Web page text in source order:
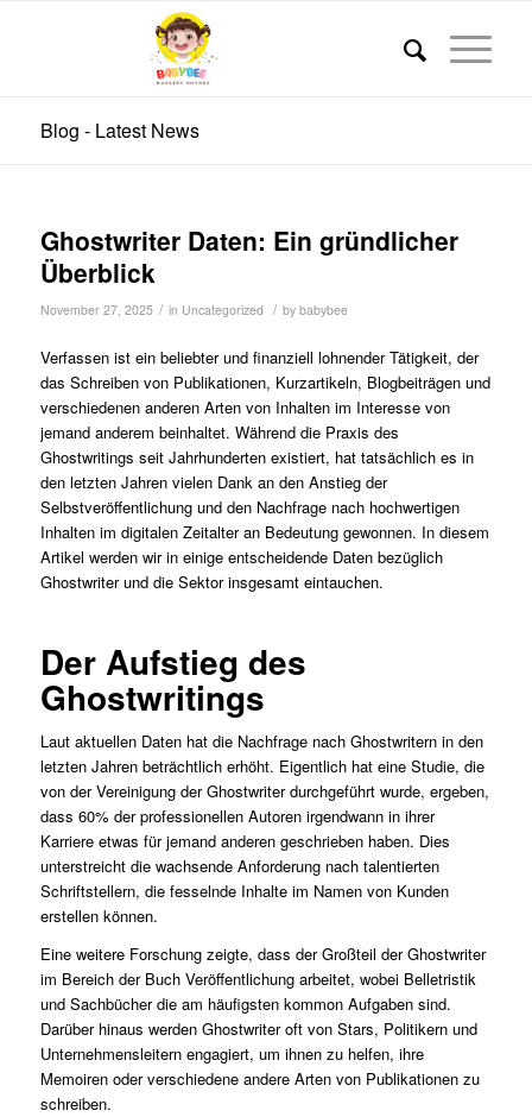
Blog - Latest News
Ghostwriter Daten: Ein gründlicher
Überblick
November 27, 2025 / in Uncategorized / by babybee
Verfassen ist ein beliebter und finanziell lohnender Tätigkeit, der
das Schreiben von Publikationen, Kurzartikeln, Blogbeiträgen und
verschiedenen anderen Arten von Inhalten im Interesse von
jemand anderem beinhaltet. Während die Praxis des
Ghostwritings seit Jahrhunderten existiert, hat tatsächlich es in
den letzten Jahren vielen Dank an den Anstiegder
Selbstveröffentlichung und den Nachfrage nach hochwertigen
Inhalten im digitalen Zeitalter an Bedeutung gewonnen. In diesem
Artikel werden wir in einige entscheidende Daten bezüglich
Ghostwriter und die Sektor insgesamt eintauchen.
Der Aufstieg des
Ghostwritings
Laut aktuellen Daten hat die Nachfrage nach Ghostwritern in den
letzten Jahren beträchtlich erhöht. Eigentlich hat eine Studie, die
von der Vereinigung der Ghostwriter durchgeführt wurde, ergeben,
dass 60% der professionellen Autoren irgendwann in ihrer
Karriere etwas für jemand anderen geschrieben haben. Dies
unterstreicht die wachsende Anforderung nach talentierten
Schriftstellern, die fesselnde Inhalte im Namen von Kunden
erstellen können.
Eine weitere Forschung zeigte, dass der Großteil der Ghostwriter
im Bereich der Buch Veröffentlichung arbeitet, wobei Belletristik
und Sachbücher die am häufigsten kommon Aufgaben sind.
Darüber hinaus werden Ghostwriter oft von Stars, Politikern und
Unternehmensleitern engagiert, um ihnen zu helfen, ihre
Memoiren oder verschiedene andere Arten von Publikationen zu
schreiben.